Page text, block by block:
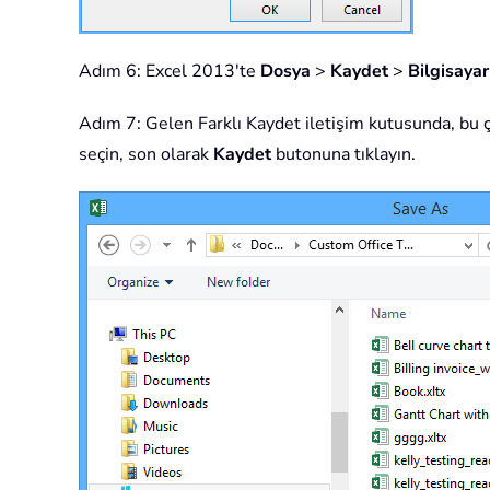
Adım 6: Excel 2013'te Dosya > Kaydet>
Adım 7: Gelen Farklı Kaydet iletişim kutusunda, bu
seçin, son olarak Kaydetbutonuna tıklayın.